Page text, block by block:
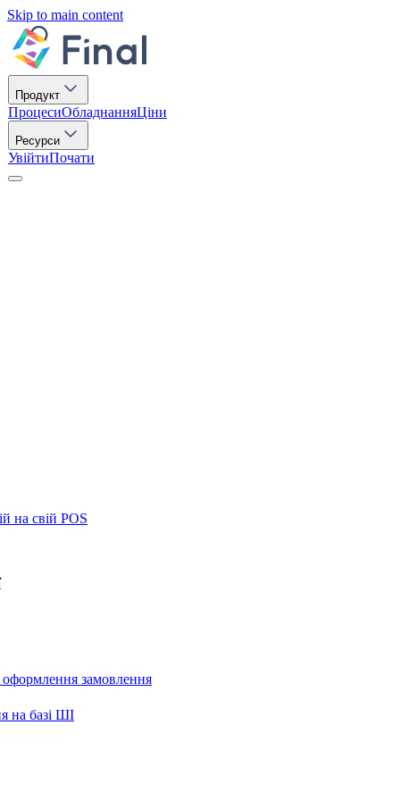
Skip to main content
Продукт
ПроцесиОбладнанняЦіни
Ресурси
УвійтиПочати
на свій POS
замовлення
на базі ШІ